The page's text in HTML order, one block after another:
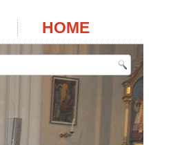
HOME